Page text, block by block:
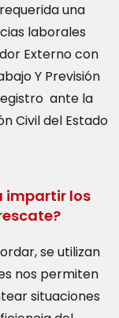
una
laborales
Externo con
Y Previsión
ante la
Civil del Estado
impartir los
se utilizan
nos permiten
situaciones